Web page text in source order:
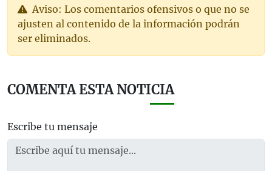
Aviso: Los comentarios ofensivos o que no se
ajusten al contenido de la información podrán
ser eliminados.
COMENTA ESTA NOTICIA
Escribe tu mensaje